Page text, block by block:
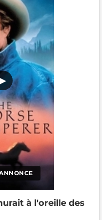
▶
à l'oreille des